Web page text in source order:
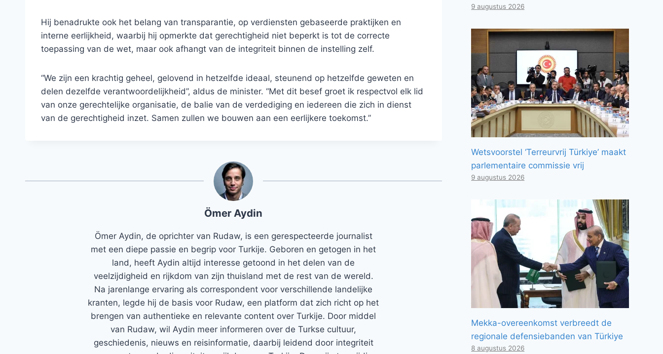
Hij benadrukte ook het belang van transparantie, op verdiensten gebaseerde praktijken en
interne eerlijkheid, waarbij hij opmerkte dat gerechtigheid niet beperkt is tot de correcte
toepassing van de wet, maar ook afhangt van de integriteit binnen de instelling zelf.
“We zijn een krachtig geheel, gelovend in hetzelfde ideaal, steunend op hetzelfde geweten en
delen dezelfde verantwoordelijkheid”, aldus de minister. “Met dit besef groet ik respectvol elk lid
van onze gerechtelijke organisatie, de balie van de verdediging en iedereen die zich in dienst
van de gerechtigheid inzet. Samen zullen we bouwen aan een eerlijkere toekomst.”
Ömer Aydin
Ömer Aydin, de oprichter van Rudaw, is een gerespecteerde journalist
met een diepe passie en begrip voor Turkije. Geboren en getogen in het
land, heeft Aydin altijd interesse getoond in het delen van de
veelzijdigheid en rijkdom van zijn thuisland met de rest van de wereld.
Na jarenlange ervaring als correspondent voor verschillende landelijke
kranten, legde hij de basis voor Rudaw, een platform dat zich richt op het
brengen van authentieke en relevante content over Turkije. Door middel
van Rudaw, wil Aydin meer informeren over de Turkse cultuur,
geschiedenis, nieuws en reisinformatie, daarbij leidend door integriteit
9 augustus 2026
Wetsvoorstel ‘Terreurvrij Türkiye’ maakt
parlementaire commissie vrij
9 augustus 2026
Mekka-overeenkomst verbreedt de
regionale defensiebanden van Türkiye
8 augustus 2026